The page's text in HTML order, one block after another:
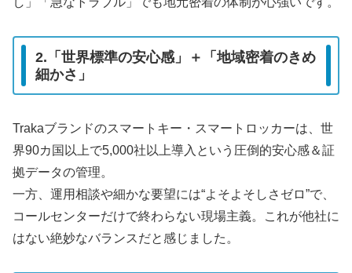
2.「世界標準の安心感」＋「地域密着のきめ
細かさ」
Trakaブランドのスマートキー・スマートロッカーは、世
界90カ国以上で5,000社以上導入という圧倒的安心感＆証
拠データの管理。
一方、運用相談や細かな要望には“よそよそしさゼロ”で、
コールセンターだけで終わらない現場主義。これが他社に
はない絶妙なバランスだと感じました。